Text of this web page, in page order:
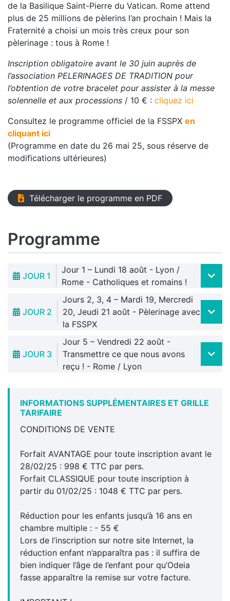
de la Basilique Saint-Pierre du Vatican. Rome attend
plus de 25 millions de pèlerins l’an prochain ! Mais la
Fraternité a choisi un mois très creux pour son
pèlerinage : tous à Rome !
Inscription obligatoire avant le 30 juin auprès de
l’association PELERINAGES DE TRADITION pour
l’obtention de votre bracelet pour assister à la messe
solennelle et aux processions / 10 € : cliquez ici
Consultez le programme officiel de la FSSPX en
cliquant ici
(Programme en date du 26 mai 25, sous réserve de
modifications ultérieures)
Télécharger le programme en PDF
Programme
JOUR 1
Jour 1 – Lundi 18 août - Lyon /
Rome - Catholiques et romains !
JOUR 2
Jours 2, 3, 4 – Mardi 19, Mercredi
20, Jeudi 21 août - Pèlerinage avec
la FSSPX
JOUR 3
Jour 5 – Vendredi 22 août -
Transmettre ce que nous avons
reçu ! - Rome / Lyon
INFORMATIONS SUPPLÉMENTAIRES ET GRILLE
TARIFAIRE
CONDITIONS DE VENTE
Forfait AVANTAGE pour toute inscription avant le
28/02/25 : 998 € TTC par pers.
Forfait CLASSIQUE pour toute inscription à
partir du 01/02/25 : 1048 € TTC par pers.
Réduction pour les enfants jusqu’à 16 ans en
chambre multiple : - 55 €
Lors de l’inscription sur notre site Internet, la
réduction enfant n’apparaîtra pas : il suffira de
bien indiquer l’âge de l’enfant pour qu’Odeia
fasse apparaître la remise sur votre facture.